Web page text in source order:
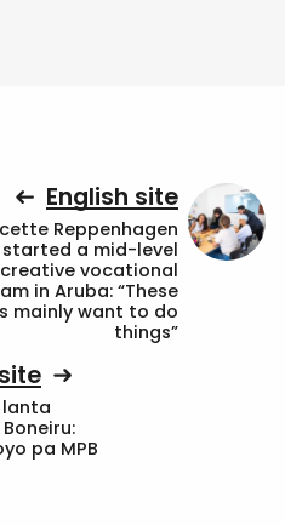
English site
Reppenhagen
started a mid-level
creative vocational
in Aruba: “These
mainly want to do
things”
pa MPB